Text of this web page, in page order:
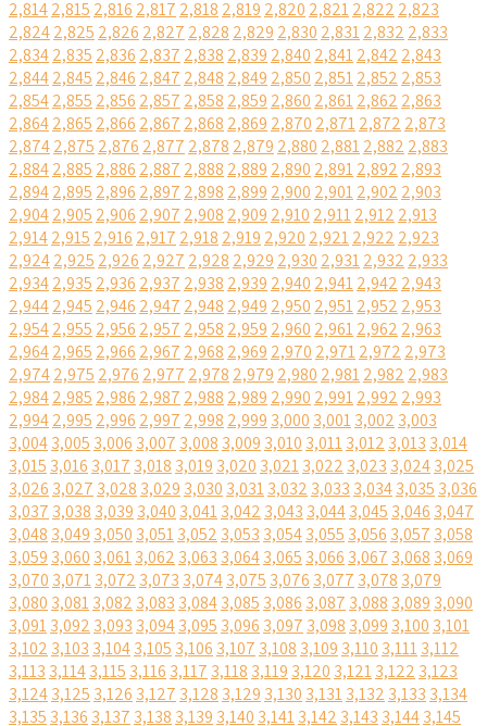
2,8142,815 2,816 2,817 2,818 2,819 2,820 2,8212,822 2,823
2,8242,825 2,826 2,827 2,828 2,829 2,830 2,8312,832 2,833
2,8342,835 2,836 2,837 2,838 2,839 2,840 2,8412,842 2,843
2,8442,845 2,846 2,847 2,848 2,849 2,850 2,8512,852 2,853
2,8542,855 2,856 2,857 2,858 2,859 2,860 2,8612,862 2,863
2,8642,865 2,866 2,867 2,868 2,869 2,870 2,8712,872 2,873
2,8742,875 2,876 2,877 2,878 2,879 2,880 2,8812,882 2,883
2,8842,885 2,886 2,887 2,888 2,889 2,890 2,8912,892 2,893
2,8942,895 2,896 2,897 2,898 2,899 2,900 2,9012,902 2,903
2,9042,905 2,906 2,907 2,908 2,909 2,910 2,9112,912 2,913
2,9142,915 2,916 2,917 2,918 2,919 2,920 2,9212,922 2,923
2,9242,925 2,926 2,927 2,928 2,929 2,930 2,9312,932 2,933
2,9342,935 2,936 2,937 2,938 2,939 2,940 2,9412,942 2,943
2,9442,945 2,946 2,947 2,948 2,949 2,950 2,9512,952 2,953
2,9542,955 2,956 2,957 2,958 2,959 2,960 2,9612,962 2,963
2,9642,965 2,966 2,967 2,968 2,969 2,970 2,9712,972 2,973
2,9742,975 2,976 2,977 2,978 2,979 2,980 2,9812,982 2,983
2,9842,985 2,986 2,987 2,988 2,989 2,990 2,9912,992 2,993
2,9942,995 2,996 2,997 2,998 2,999 3,000 3,0013,002 3,003
3,0043,005 3,006 3,007 3,008 3,009 3,010 3,0113,012 3,013 3,014
3,015 3,016 3,017 3,018 3,019 3,020 3,0213,022 3,023 3,0243,025
3,026 3,027 3,028 3,029 3,030 3,0313,032 3,033 3,0343,035 3,036
3,037 3,038 3,039 3,040 3,0413,042 3,043 3,0443,045 3,046 3,047
3,048 3,049 3,050 3,0513,052 3,053 3,0543,055 3,056 3,057 3,058
3,059 3,060 3,0613,062 3,063 3,0643,065 3,066 3,067 3,068 3,069
3,070 3,0713,072 3,073 3,0743,075 3,076 3,077 3,078 3,079
3,080 3,0813,082 3,083 3,0843,085 3,086 3,087 3,088 3,089 3,090
3,0913,092 3,093 3,0943,095 3,096 3,097 3,098 3,099 3,100 3,101
3,102 3,103 3,1043,105 3,106 3,107 3,108 3,109 3,110 3,1113,112
3,113 3,1143,115 3,116 3,117 3,118 3,119 3,120 3,1213,122 3,123
3,1243,125 3,126 3,127 3,128 3,129 3,130 3,1313,132 3,133 3,134
3,135 3,136 3,137 3,138 3,139 3,140 3,1413,142 3,143 3,1443,145